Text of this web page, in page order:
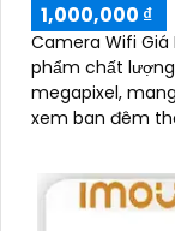
1,000,000 ₫
Camera Wifi Giá
phẩm chất
megapixel, mang đến
xem ban đêm